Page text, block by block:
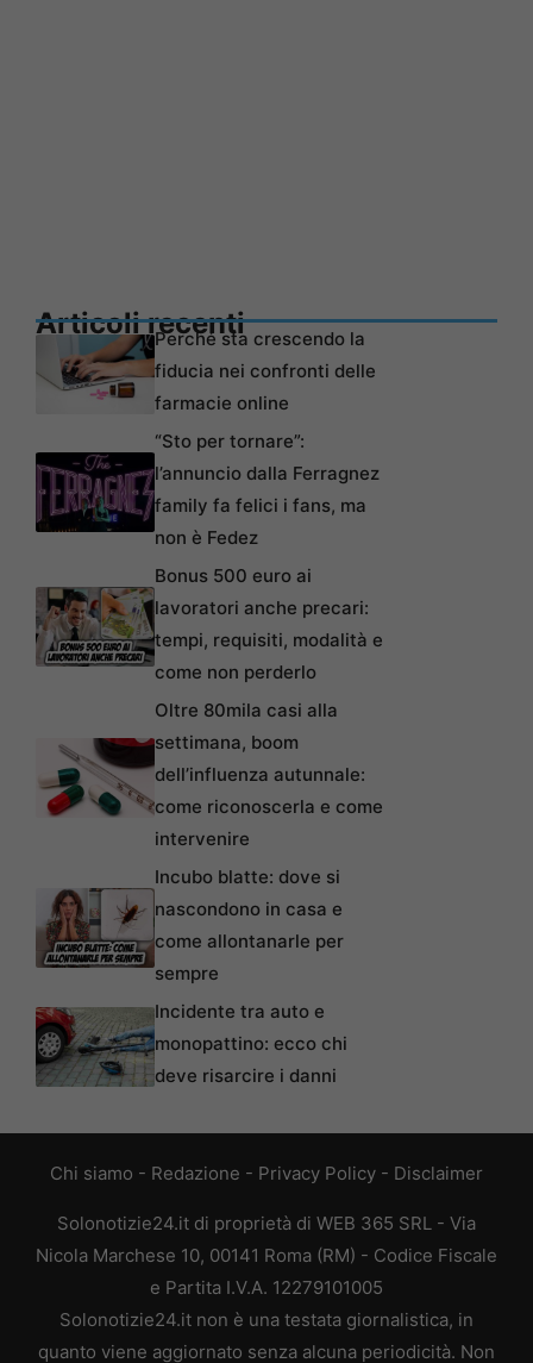
Articoli recentiPerché sta crescendo la
fiducia nei confronti delle
farmacie online
“Sto per tornare”:
l’annuncio dalla Ferragnez
family fa felici i fans, ma
non è Fedez
Bonus 500 euro ai
lavoratori anche precari:
tempi, requisiti, modalità e
come non perderlo
Oltre 80mila casi alla
settimana, boom
dell’influenza autunnale:
come riconoscerla e come
intervenire
Incubo blatte: dove si
nascondono in casa e
come allontanarle per
sempre
Incidente tra auto e
monopattino: ecco chi
deve risarcire i danni
Chi siamo - Redazione - Privacy Policy - Disclaimer
Solonotizie24.it di proprietà di WEB 365 SRL - Via
Nicola Marchese 10, 00141 Roma (RM) - Codice Fiscale
e Partita I.V.A. 12279101005
Solonotizie24.it non è una testata giornalistica, in
quanto viene aggiornato senza alcuna periodicità. Non